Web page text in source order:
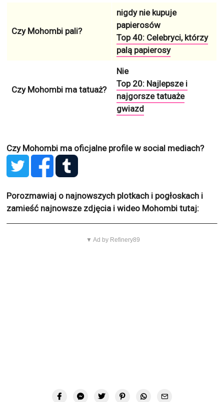
Czy Mohombi pali?
nigdy nie kupuje
papierosów
Top 40: Celebryci, którzy
palą papierosy
Czy Mohombi ma tatuaż?
Nie
Top 20: Najlepsze i
najgorsze tatuaże
gwiazd
Czy Mohombi ma oficjalne profile w social mediach?
Porozmawiaj o najnowszych plotkach i pogłoskach i
zamieść najnowsze zdjęcia i wideo Mohombi tutaj:
▼ Ad by Refinery89